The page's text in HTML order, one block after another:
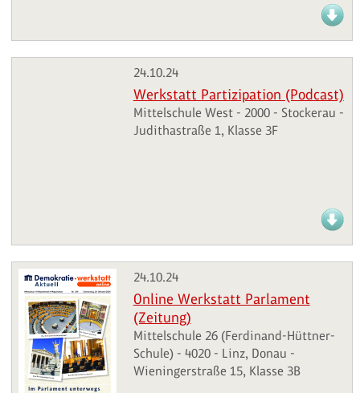
24.10.24
Werkstatt Partizipation (Podcast)
Mittelschule West - 2000 - Stockerau -
Judithastraße 1, Klasse 3F
24.10.24
Online Werkstatt Parlament
(Zeitung)
Mittelschule 26 (Ferdinand-Hüttner-
Schule) - 4020 - Linz, Donau -
Wieningerstraße 15, Klasse 3B